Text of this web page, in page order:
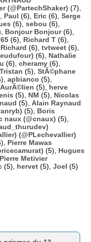
(@PartechShaker) (7),
Paul (6), Eric (6), Serge
(6), sebou (6),
Bonjour Bonjour(6),
(6), Richard T (6),
Richard (6), tvtweet (6),
(6), Nathalie
(6), cheramy (6),
Tristan (5), StÃ©phane
apbianco (5),
AurÃ©lien (5), herve
(5), NM (5), Nicolas
(5), Alain Raynaud
(5), Boris
naux (@cnaux) (5),
(@PLechevallier)
Pierre Mawas
(5), Hugues
Pierre Metivier
(5), hervet (5), Joel (5)